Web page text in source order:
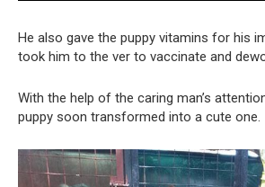
He also gave the puppy vitamins for his
took him to the ver to vaccinate and
With the help of the caring man’s
puppy soon transformed into a cute one.